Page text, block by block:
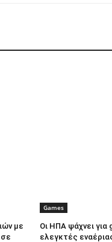
με
σε
Games
Οι ΗΠΑ ψάχνει για
ελεγκτές